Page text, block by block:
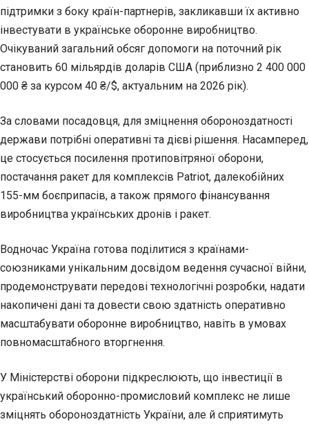
підтримки з боку країн-партнерів, закликавши їх активно
інвестувати в українське оборонне виробництво.
Очікуваний загальний обсяг допомоги на поточний рік
становить 60 мільярдів доларів США (приблизно 2 400 000
000 ₴ за курсом 40 ₴/$, актуальним на 2026 рік).
За словами посадовця, для зміцнення обороноздатності
держави потрібні оперативні та дієві рішення. Насамперед,
це стосується посилення протиповітряної оборони,
постачання ракет для комплексів Patriot, далекобійних
155-мм боєприпасів, а також прямого фінансування
виробництва українських дронів і ракет.
Водночас Україна готова поділитися з країнами-
союзниками унікальним досвідом ведення сучасної війни,
продемонструвати передові технологічні розробки, надати
накопичені дані та довести свою здатність оперативно
масштабувати оборонне виробництво, навіть в умовах
повномасштабного вторгнення.
У Міністерстві оборони підкреслюють, що інвестиції в
український оборонно-промисловий комплекс не лише
зміцнять обороноздатність України, але й сприятимуть